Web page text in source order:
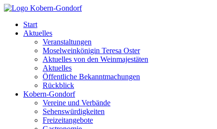
Start
Aktuelles
Veranstaltungen
Moselweinkönigin Teresa Oster
Aktuelles von den Weinmajestäten
Aktuelles
Öffentliche Bekanntmachungen
Rückblick
Kobern-Gondorf
Vereine und Verbände
Sehenswürdigkeiten
Freizeitangebote